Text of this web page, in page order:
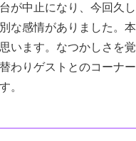
が中止になり、今回久し
な感情がありました。本
います。なつかしさを覚
わりゲストとのコーナー
。